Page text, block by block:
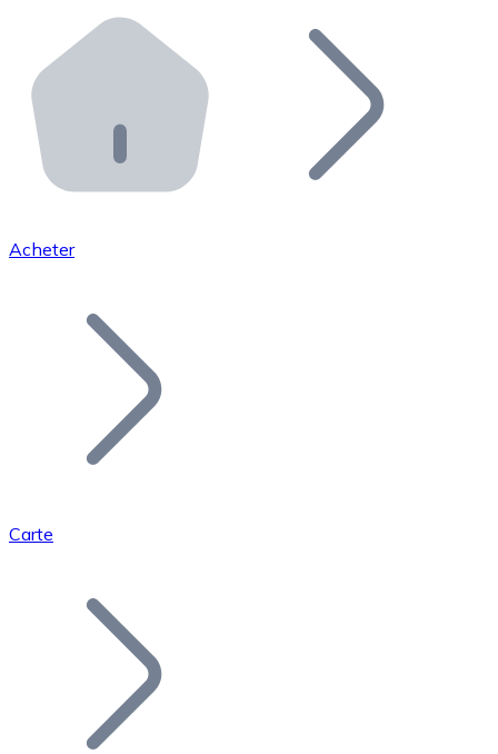
Distributeurs automatiques Bitnovo
Intégrez un ATM Bitnovo dans votre entreprise et
API Bitnovo
Intégrez notre API dans votre écosystème.
Rejoignez notre réseau de distributeurs et
Ajoutez le token de votre projet à notre service
Bitcoin
Acheter
Carte